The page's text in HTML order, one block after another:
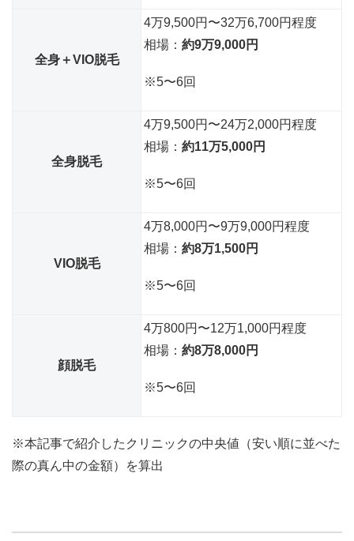
全身＋VIO脱毛
4万9,500円〜32万6,700円程度
相場： 約9万9,000円
※5〜6回
全身脱毛
4万9,500円〜24万2,000円程度
相場： 約11万5,000円
※5〜6回
VIO脱毛
4万8,000円〜9万9,000円程度
相場： 約8万1,500円
※5〜6回
顔脱毛
4万800円〜12万1,000円程度
相場： 約8万8,000円
※5〜6回
※本記事で紹介したクリニックの中央値（安い順に並べた
際の真ん中の金額）を算出